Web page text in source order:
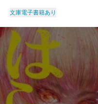
文庫電子書籍あり